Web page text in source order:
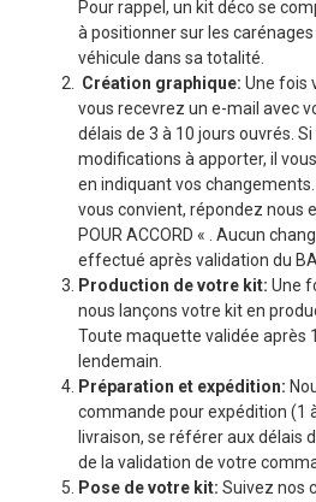
Pour rappel, un kit déco se
à positionner sur les
véhicule dans sa totalité.
Création graphique: Une fois
vous recevrez un e-mail avec
délais de 3 à 10 jours ouvrés.
modifications à apporter, il
en indiquant vos
vous convient, répondez nous
POUR ACCORD « . Aucun
effectué après validation du
Production de votre kit: Une
nous lançons votre kit en
Toute maquette validée après
lendemain.
Préparation et expédition:
commande pour expédition (1
livraison, se référer aux délais
de la validation de votre
Pose de votre kit: Suivez nos